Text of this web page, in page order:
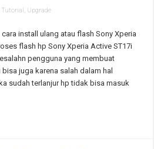
Tutorial, Upgrade
Install
install ulang atau flash Sony Xperia
flash hp Sony Xperia Active ST17i
pengguna yang membuat
juga karena salah dalam hal
sudah terlanjur hp tidak bisa masuk